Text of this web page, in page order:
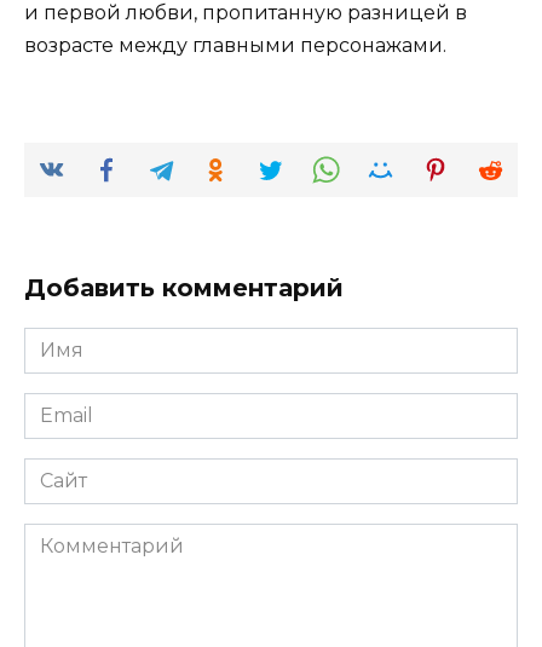
и первой любви, пропитанную разницей в
возрасте между главными персонажами.
Добавить комментарий
Имя
*
Email
*
Сайт
Комментарий